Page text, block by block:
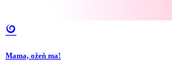
Mama, ožeň ma!